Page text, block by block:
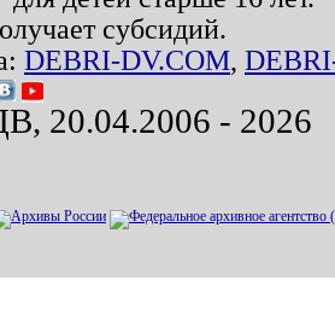
субсидий.
DEBRI-DV.COM,
20.04.2006 - 2026